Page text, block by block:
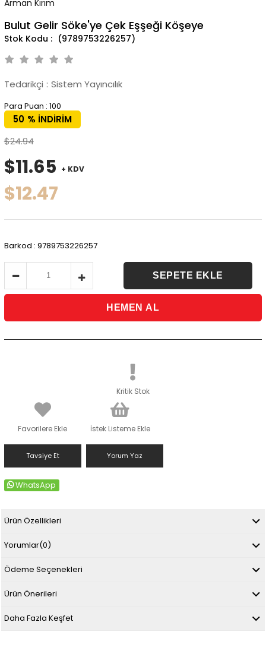
Arman Kırım
Bulut Gelir Söke'ye Çek Eşşeği Köşeye
(9789753226257)
Tedarikçi : Sistem Yayıncılık
Para Puan : 100
%
50
İNDIRIM
$24.94
$11.65 + KDV
$12.47
Barkod : 9789753226257
Kritik Stok
Favorilere Ekle İstek Listeme Ekle
Tavsiye Et Yorum Yaz
WhatsApp
Ürün Özellikleri
Yorumlar(0)
Ödeme Seçenekleri
Ürün Önerileri
Daha Fazla Keşfet